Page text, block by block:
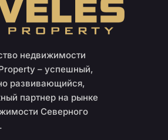
недвижимости
– успешный,
развивающийся,
партнер на рынке
Северного